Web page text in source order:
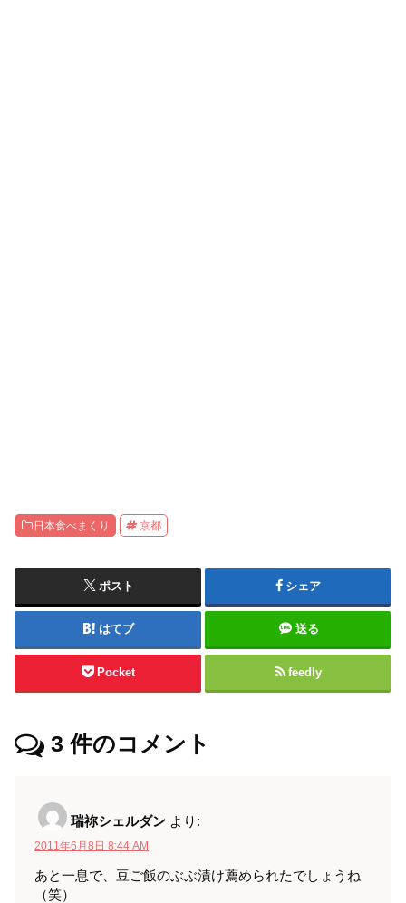
日本食べまくり 京都
ポスト シェア
はてブ 送る
Pocket feedly
3 件のコメント
瑞祢シェルダン より:
2011年6月8日 8:44 AM
あと一息で、豆ご飯のぶぶ漬け薦められたでしょうね
（笑）